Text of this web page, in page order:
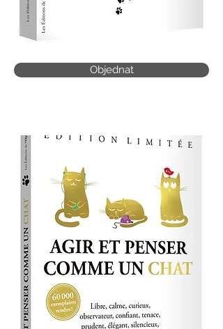
Objednat